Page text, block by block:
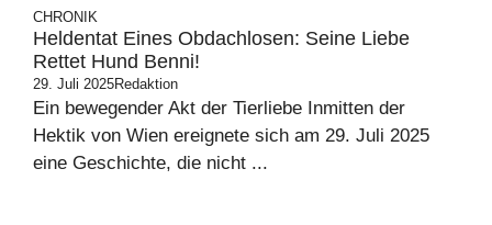
CHRONIK
Heldentat Eines Obdachlosen: Seine Liebe
Rettet Hund Benni!
29. Juli 2025Redaktion
Ein bewegender Akt der Tierliebe Inmitten der
Hektik von Wien ereignete sich am 29. Juli 2025
eine Geschichte, die nicht ...